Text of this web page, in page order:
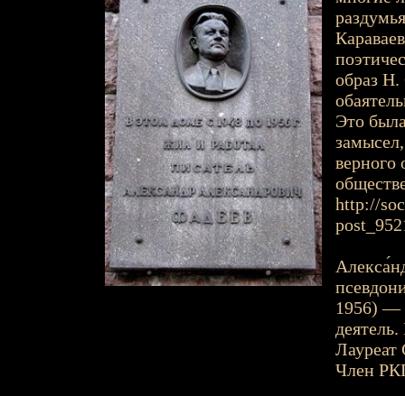
образ Н.
Это
верного
http://
1956) —
Лауреат
Член